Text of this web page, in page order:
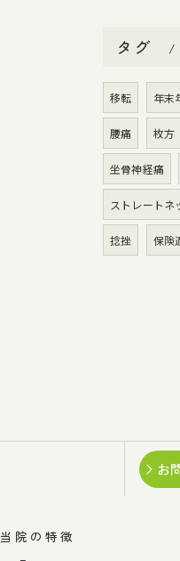
タグ
移転 年末
腰痛 枚方
坐骨神経痛
ストレートネ
捻挫 保険
お
当院の特徴